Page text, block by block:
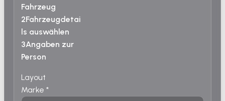
Fahrzeug
2Fahrzeugdetai
ls auswählen
3Angaben zur
Person
Layout
Marke *